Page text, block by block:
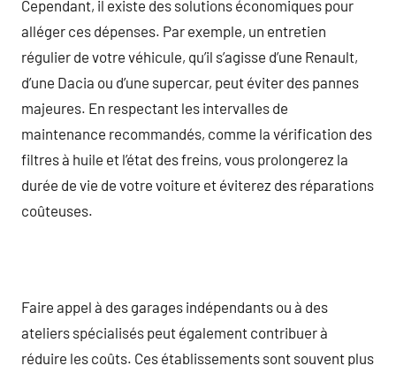
Cependant, il existe des solutions économiques pour
alléger ces dépenses. Par exemple, un entretien
régulier de votre véhicule, qu’il s’agisse d’une Renault,
d’une Dacia ou d’une supercar, peut éviter des pannes
majeures. En respectant les intervalles de
maintenance recommandés, comme la vérification des
filtres à huile et l’état des freins, vous prolongerez la
durée de vie de votre voiture et éviterez des réparations
coûteuses.
Faire appel à des garages indépendants ou à des
ateliers spécialisés peut également contribuer à
réduire les coûts. Ces établissements sont souvent plus